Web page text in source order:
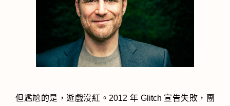
但尷尬的是，遊戲沒紅。2012 年 Glitch 宣告失敗，團